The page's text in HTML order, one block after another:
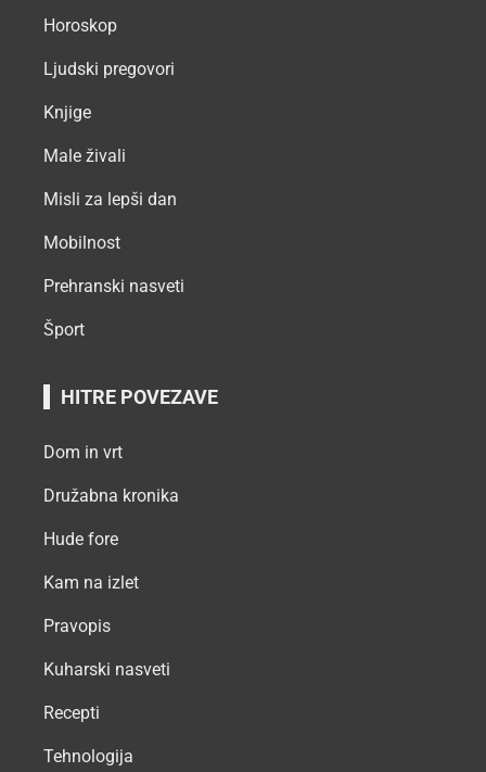
Horoskop
Ljudski pregovori
Knjige
Male živali
Misli za lepši dan
Mobilnost
Prehranski nasveti
Šport
HITRE POVEZAVE
Dom in vrt
Družabna kronika
Hude fore
Kam na izlet
Pravopis
Kuharski nasveti
Recepti
Tehnologija